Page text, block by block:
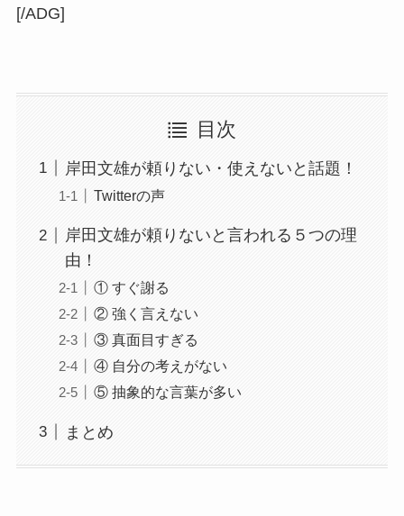
[/ADG]
目次
岸田文雄が頼りない・使えないと話題！
Twitterの声
岸田文雄が頼りないと言われる５つの理
由！
① すぐ謝る
② 強く言えない
③ 真面目すぎる
④ 自分の考えがない
⑤ 抽象的な言葉が多い
まとめ